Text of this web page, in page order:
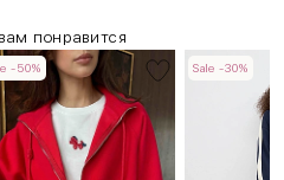
понравится
-50% Sale -30%